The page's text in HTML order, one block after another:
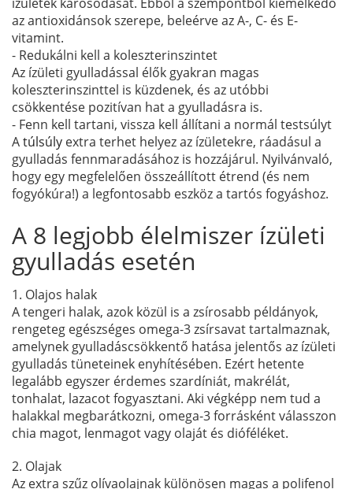
az antioxidánsok szerepe, beleérve az A-, C- és E-
vitamint.
- Redukálni kell a koleszterinszintet
Az ízületi gyulladással élők gyakran magas
koleszterinszinttel is küzdenek, és az utóbbi
csökkentése pozitívan hat a gyulladásra is.
- Fenn kell tartani, vissza kell állítani a normál testsúlyt
Atúlsúly extra terhet helyez az ízületekre, ráadásul a
gyulladás fennmaradásához is hozzájárul. Nyilvánvaló,
hogy egy megfelelően összeállított étrend (és nem
fogyókúra!) a legfontosabb eszköz a tartós fogyáshoz.
A 8 legjobb élelmiszer ízületi
gyulladás esetén
1. Olajos halak
A tengeri halak, azok közül is a zsírosabb példányok,
rengeteg egészséges omega-3 zsírsavat tartalmaznak,
amelynek gyulladáscsökkentő hatása jelentős az ízületi
gyulladás tüneteinek enyhítésében. Ezért hetente
legalább egyszer érdemes szardíniát, makrélát,
tonhalat, lazacot fogyasztani. Aki végképp nem tud a
halakkal megbarátkozni, omega-3 forrásként válasszon
chia magot, lenmagot vagy olaját és dióféléket.
2. Olajak
Az extra szűz olívaolajnak különösen magas a polifenol